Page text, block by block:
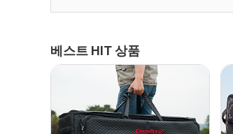
베스트 HIT 상품